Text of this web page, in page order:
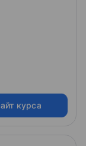
бы
курса